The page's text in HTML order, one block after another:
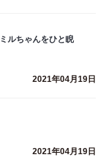
ルちゃんをひと睨
2021年04月19日
2021年04月19日